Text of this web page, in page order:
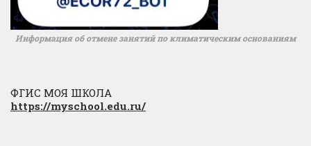
Информация об отмене занятий по климатическим основаниям
ФГИС МОЯ ШКОЛА
https://myschool.edu.ru/